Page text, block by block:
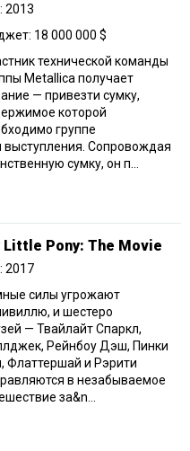
2013
18 000 000 $
технической команды
Metallica получает
— привезти сумку,
которой
группе
выступления. Сопровождая
сумку, он п...
Little Pony: The Movie
2017
силы угрожают
и шестеро
— Твайлайт Спаркл,
Рейнбоу Дэш, Пинки
Флаттершай и Рэрити
в незабываемое
за&n...